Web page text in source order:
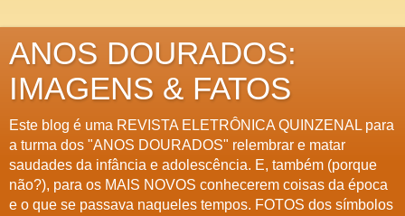
ANOS DOURADOS:
IMAGENS & FATOS
Este blog é uma REVISTA ELETRÔNICA QUINZENAL para
a turma dos "ANOS DOURADOS" relembrar e matar
saudades da infância e adolescência. E, também (porque
não?), para os MAIS NOVOS conhecerem coisas da época
e o que se passava naqueles tempos. FOTOS dos símbolos